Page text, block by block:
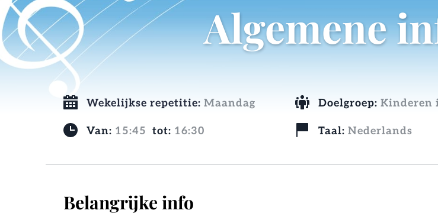
Algemene
Wekelijkse repetitie: Maandag
Van: 15:45
  tot:
16:30
Doelgroep: Kinderen
Taal: Nederlands
Belangrijke info